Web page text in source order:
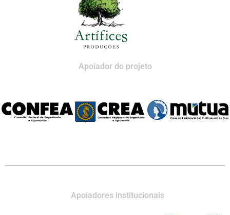
Apoiador do projeto
Apoiadores institucionais